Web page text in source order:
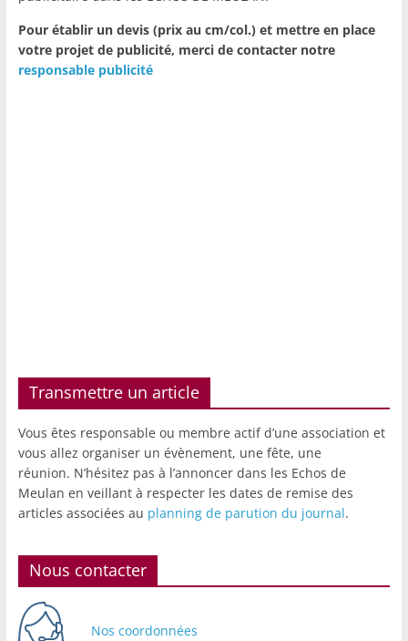
Pour établir un devis (prix au cm/col.) et mettre en place
votre projet de publicité, merci de contacter notre
responsable publicité
Transmettre un article
Vous êtes responsable ou membre actif d’une association et
vous allez organiser un évènement, une fête, une
réunion. N’hésitez pas à l’annoncer dans les Echos de
Meulan en veillant à respecter les dates de remise des
articles associées au planning de parution du journal.
Nous contacter
Nos coordonnées